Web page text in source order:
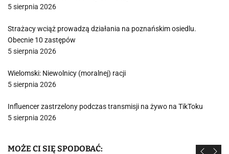
5 sierpnia 2026
Strażacy wciąż prowadzą działania na poznańskim osiedlu.
Obecnie 10 zastępów
5 sierpnia 2026
Wielomski: Niewolnicy (moralnej) racji
5 sierpnia 2026
Influencer zastrzelony podczas transmisji na żywo na TikToku
5 sierpnia 2026
MOŻE CI SIĘ SPODOBAĆ: